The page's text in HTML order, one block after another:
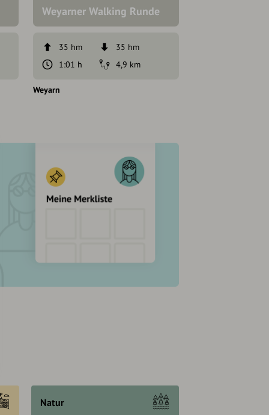
Weyarner Walking Runde
35 hm
35 hm
1:01 h
4,9 km
Weyarn
Natur